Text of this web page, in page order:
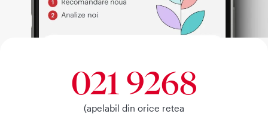
021 9268
(apelabil din orice retea